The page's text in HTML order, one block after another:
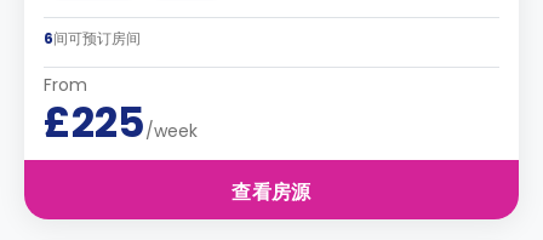
6间可预订房间
From
£225/week
查看房源